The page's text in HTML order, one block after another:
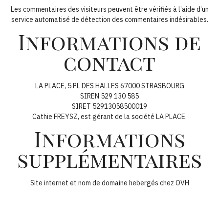
Les commentaires des visiteurs peuvent être vérifiés à l’aide d’un
service automatisé de détection des commentaires indésirables.
Informations de
contact
LA PLACE, 5 PL DES HALLES 67000 STRASBOURG
SIREN 529 130 585
SIRET 52913058500019
Cathie FREYSZ, est gérant de la société LA PLACE.
Informations
supplémentaires
Site internet et nom de domaine hebergés chez OVH